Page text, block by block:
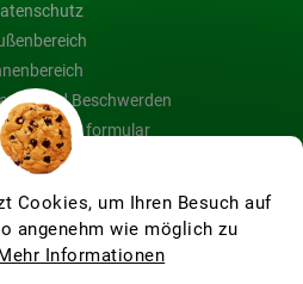
Cookies, um Ihren Besuch auf
angenehm wie möglich zu
Informationen
und Beschwerden
& formular
Blog